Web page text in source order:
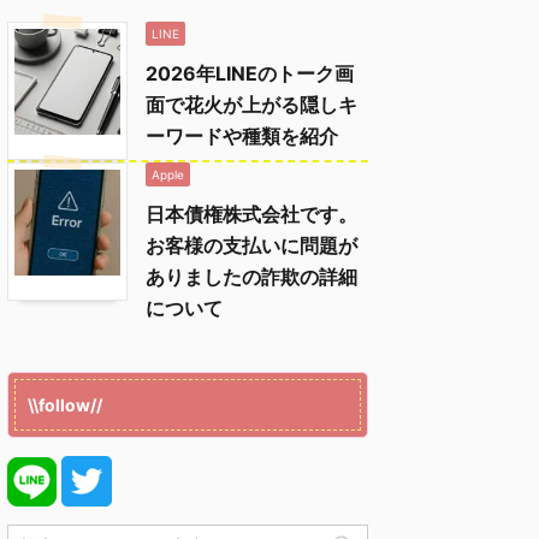
LINE
2026年LINEのトーク画
面で花火が上がる隠しキ
ーワードや種類を紹介
Apple
日本債権株式会社です。
お客様の支払いに問題が
ありましたの詐欺の詳細
について
\\follow//